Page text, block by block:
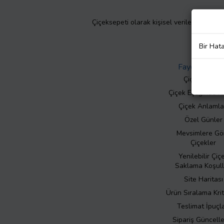
Çiçeksepeti olarak kişisel verilerinizin
Faydalı Bilgiler
Çiçek Bakımı
Çiçek Eşliğinde
Çiçek
Özel Günler
Mevsimlere
Çiçekler
Yenilebilir
Saklama
Site Haritası
Ürün Sıralama
Teslimat
Sipariş
Bir